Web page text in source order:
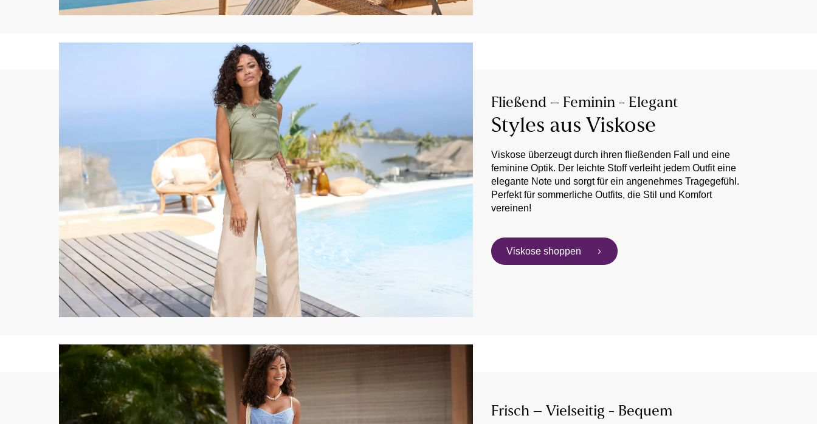
Fließend – Feminin - Elegant
Styles aus Viskose
Viskose überzeugt durch ihren fließenden Fall und eine
feminine Optik. Der leichte Stoff verleiht jedem Outfit eine
elegante Note und sorgt für ein angenehmes Tragegefühl.
Perfekt für sommerliche Outfits, die Stil und Komfort
vereinen!
Viskose shoppen
Frisch – Vielseitig - Bequem